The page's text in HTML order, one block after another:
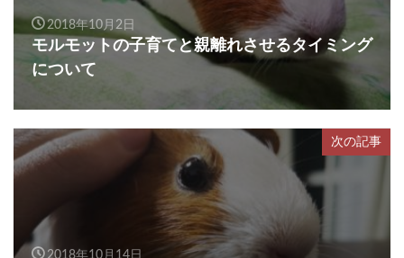
2018年10月2日
モルモットの子育てと親離れさせるタイミング
について
次の記事
2018年10月14日